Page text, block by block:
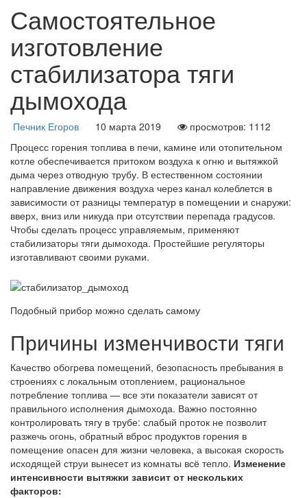
Самостоятельное
изготовление
стабилизатора тяги
дымохода
Печник Егоров 10 марта 2019
просмотров: 1112
Процесс горения топлива в печи, камине или отопительном
котле обеспечивается притоком воздуха к огню и вытяжкой
дыма через отводную трубу. В естественном состоянии
направление движения воздуха через канал колеблется в
зависимости от разницы температур в помещении и снаружи:
вверх, вниз или никуда при отсутствии перепада градусов.
Чтобы сделать процесс управляемым, применяют
стабилизаторы тяги дымохода. Простейшие регуляторы
изготавливают своими руками.
Подобный прибор можно сделать самому
Причины изменчивости тяги
Качество обогрева помещений, безопасность пребывания в
строениях с локальным отоплением, рациональное
потребление топлива — все эти показатели зависят от
правильного исполнения дымохода. Важно постоянно
контролировать тягу в трубе: слабый проток не позволит
разжечь огонь, обратный вброс продуктов горения в
помещение опасен для жизни человека, а высокая скорость
исходящей струи вынесет из комнаты всё тепло. Изменение
интенсивности вытяжки зависит от нескольких
факторов: